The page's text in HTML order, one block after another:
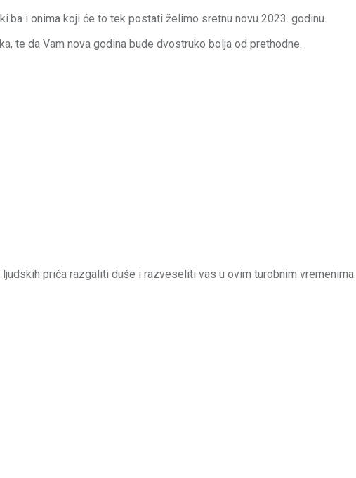
i onima koji će to tek postati želimo sretnu novu 2023. godinu.
te da Vam nova godina bude dvostruko bolja od prethodne.
priča razgaliti duše i razveseliti vas u ovim turobnim vremenima.